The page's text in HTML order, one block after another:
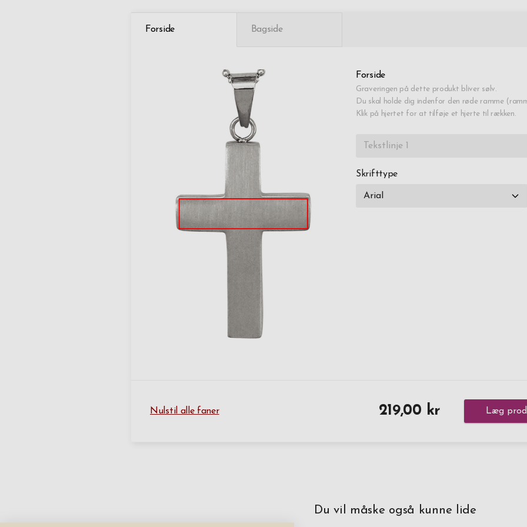
Forside Bagside
Forside
Graveringen på dette produkt bliver sølv.
Du skal holde dig indenfor den røde ramme
Klik på hjertet for at tilføje et hjerte til rækken.
Skrifttype
Nulstil alle faner 219,00 kr Læg
Du vil måske også kunne lide